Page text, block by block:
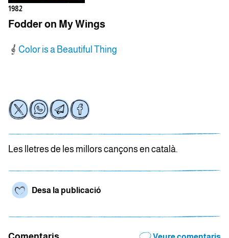
1982
Fodder on My Wings
Color is a Beautiful Thing
Les lletres de les millors cançons en català.
Desa la publicació